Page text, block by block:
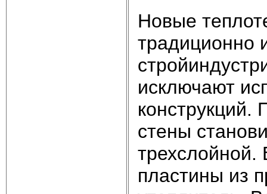
Новые
традиционно
исключают
конструкций.
стены
пластины из